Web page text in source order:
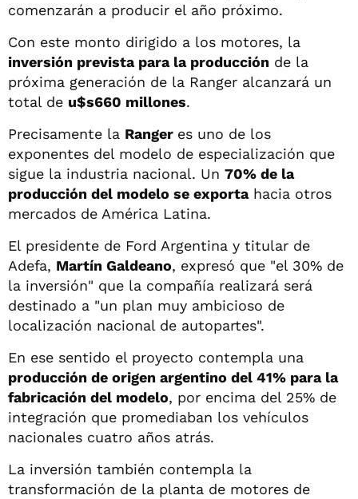
comenzarán a producir el año próximo.
Con este monto dirigido a los motores, la
inversión prevista para la producción de la
próxima generación de la Ranger alcanzará un
total de u$s660 millones.
Precisamente la Ranger es uno de los
exponentes del modelo de especialización que
sigue la industria nacional. Un 70% de la
producción del modelo se exportahacia otros
mercados de América Latina.
El presidente de Ford Argentina y titular de
Adefa, Martín Galdeano, expresó que "el 30% de
la inversión" que la compañía realizará será
destinado a "un plan muy ambicioso de
localización nacional de autopartes".
En ese sentido el proyecto contempla una
producción de origen argentino del 41% para la
fabricación del modelo, por encima del 25% de
integración que promediaban los vehículos
nacionales cuatro años atrás.
La inversión también contempla la
transformación de la planta de motores de